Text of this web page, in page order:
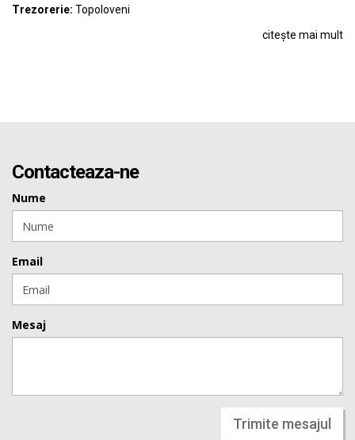
Trezorerie: Topoloveni
citește mai mult
Contacteaza-ne
Nume
Email
Mesaj
Trimite mesajul